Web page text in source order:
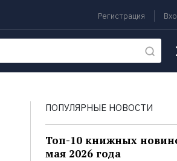
Регистрация
ПОПУЛЯРНЫЕ НОВОСТИ
Топ-10 книжных
мая 2026 года